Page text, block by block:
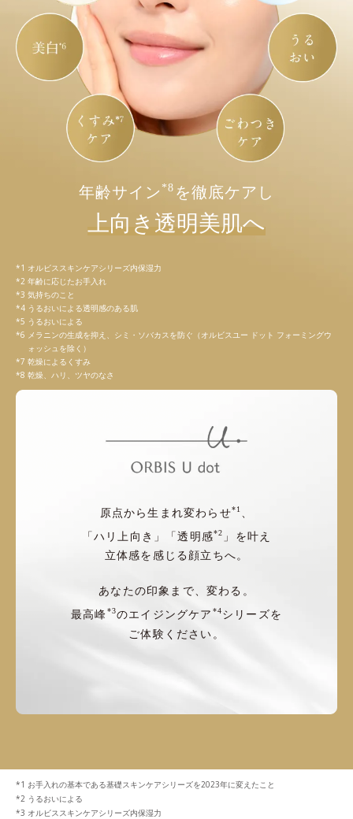
年齢サイン *8 を徹底ケアし
上向き透明美肌へ
オルビススキンケアシリーズ内保湿力
年齢に応じたお手入れ
気持ちのこと
うるおいによる透明感のある肌
うるおいによる
メラニンの生成を抑え、シミ・ソバカスを防ぐ（オルビスユー ドット フォーミングウ
ォッシュを除く）
乾燥によるくすみ
乾燥、ハリ、ツヤのなさ
原点から生まれ変わらせ*1
「ハリ上向き」「透明感*2 」を叶え
立体感を感じる顔立ちへ。
あなたの印象まで、変わる。
最高峰*3のエイジングケア *4シリーズを
ご体験ください。
お手入れの基本である基礎スキンケアシリーズを2023年に変えたこと
うるおいによる
オルビススキンケアシリーズ内保湿力